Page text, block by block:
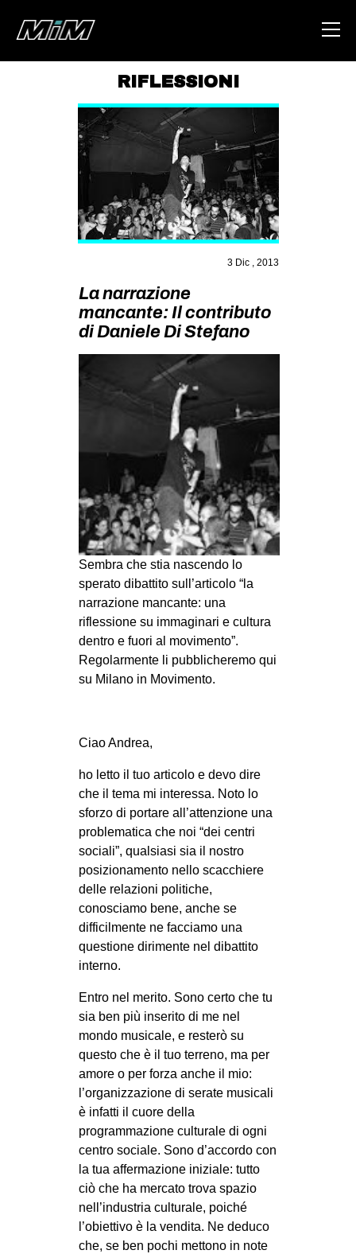
ABOUT
AREA
DEGENERAZIONE
GAZA FREESTYLE
STUDENTI TSUNAMI
ZAM
MILANO
MOBILITAZIONI
SPAZI
SPORT POPOLARE
MOVIMENTI
AMBIENTE
ANTIFASCISMO
DIRITTO ALL’ABITARE
GENERI
MIGRAZIONI
PRECARIATO
REPRESSIONE
CINEMA
MANIFESTI
MUSICA
RECENSIONI
INTERNAZIONALE
AFRICA
AMERICHE
EUROPA
MEDIO ORIENTE
MONDO
EVENTI
in
Fb
bsky
RIFLESSIONI
3 Dic , 2013
La narrazione
mancante: Il contributo
di Daniele Di Stefano
Sembra che stia nascendo lo
sperato dibattito sull’articolo “la
narrazione mancante: una
riflessione su immaginari e cultura
dentro e fuori al movimento”.
Regolarmente li pubblicheremo qui
su Milano in Movimento.
Ciao Andrea,
ho letto il tuo articolo e devo dire
che il tema mi interessa. Noto lo
sforzo di portare all’attenzione una
problematica che noi “dei centri
sociali”, qualsiasi sia il nostro
posizionamento nello scacchiere
delle relazioni politiche,
conosciamo bene, anche se
difficilmente ne facciamo una
questione dirimente nel dibattito
interno.
Entro nel merito. Sono certo che tu
sia ben più inserito di me nel
mondo musicale, e resterò su
questo che è il tuo terreno, ma per
amore o per forza anche il mio:
l’organizzazione di serate musicali
è infatti il cuore della
programmazione culturale di ogni
centro sociale. Sono d’accordo con
la tua affermazione iniziale: tutto
ciò che ha mercato trova spazio
nell’industria culturale, poiché
l’obiettivo è la vendita. Ne deduco
che, se ben pochi mettono in note